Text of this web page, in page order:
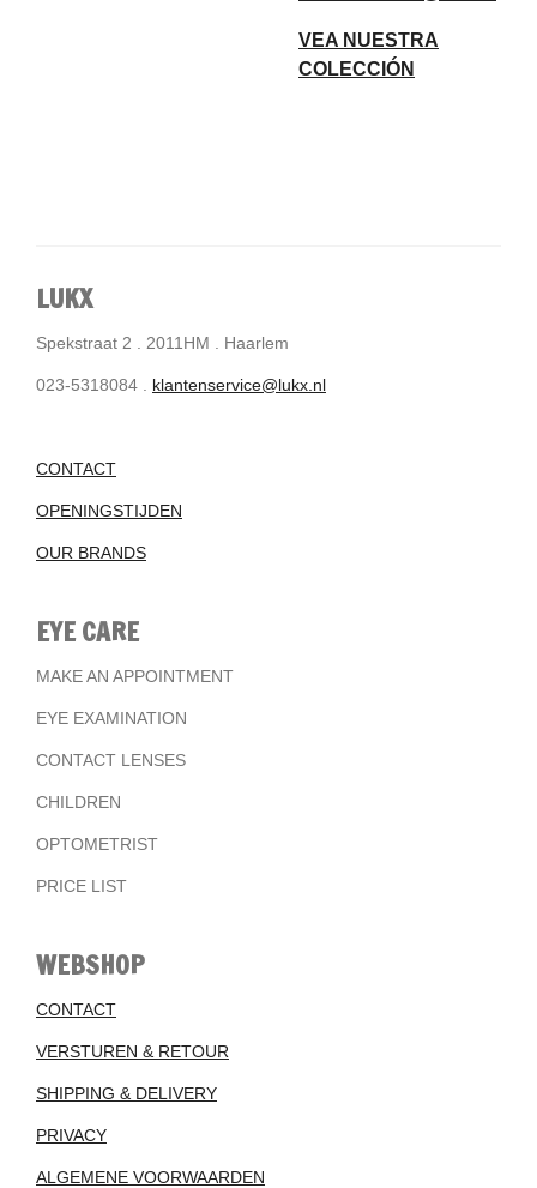
VEA NUESTRA
COLECCIÓN
LUKX
Spekstraat 2 . 2011HM . Haarlem
023-5318084 . klantenservice@lukx.nl
CONTACT
OPENINGSTIJDEN
OUR BRANDS
EYE CARE
MAKE AN APPOINTMENT
EYE EXAMINATION
CONTACT LENSES
CHILDREN
OPTOMETRIST
PRICE LIST
WEBSHOP
CONTACT
VERSTUREN & RETOUR
SHIPPING & DELIVERY
PRIVACY
ALGEMENE VOORWAARDEN